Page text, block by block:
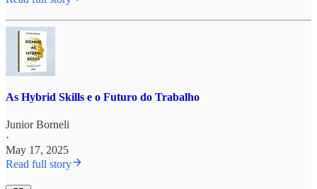
As Hybrid Skills e o Futuro do Trabalho
Junior Borneli
·
May 17, 2025
Read full story